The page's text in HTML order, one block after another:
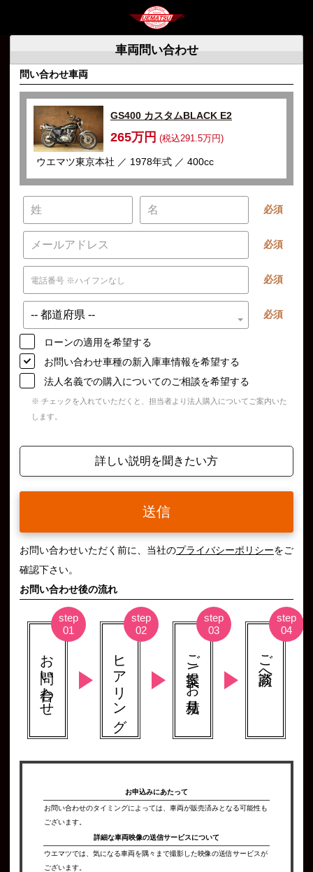
車両問い合わせ
問い合わせ車両
GS400 カスタムBLACK E2
265万円 (税込291.5万円)
ウエマツ東京本社 ／ 1978年式 ／ 400cc
必須
必須
必須
必須
ローンの適用を希望する
お問い合わせ車種の新入庫車情報を希望する
法人名義での購入についてのご相談を希望する
※ チェックを入れていただくと、担当者より法人購入についてご案内いた
します。
詳しい説明を聞きたい方
送信
お問い合わせいただく前に、当社のプライバシーポリシーをご
確認下さい。
お問い合わせ後の流れ
お問い合わせ ヒアリング ご提案 \ お見積り ご商談へ
お申込みにあたって
お問い合わせのタイミングによっては、車両が販売済みとなる可能性も
ございます。
詳細な車両映像の送信サービスについて
ウエマツでは、気になる車両を隅々まで撮影した映像の送信サービスが
ございます。